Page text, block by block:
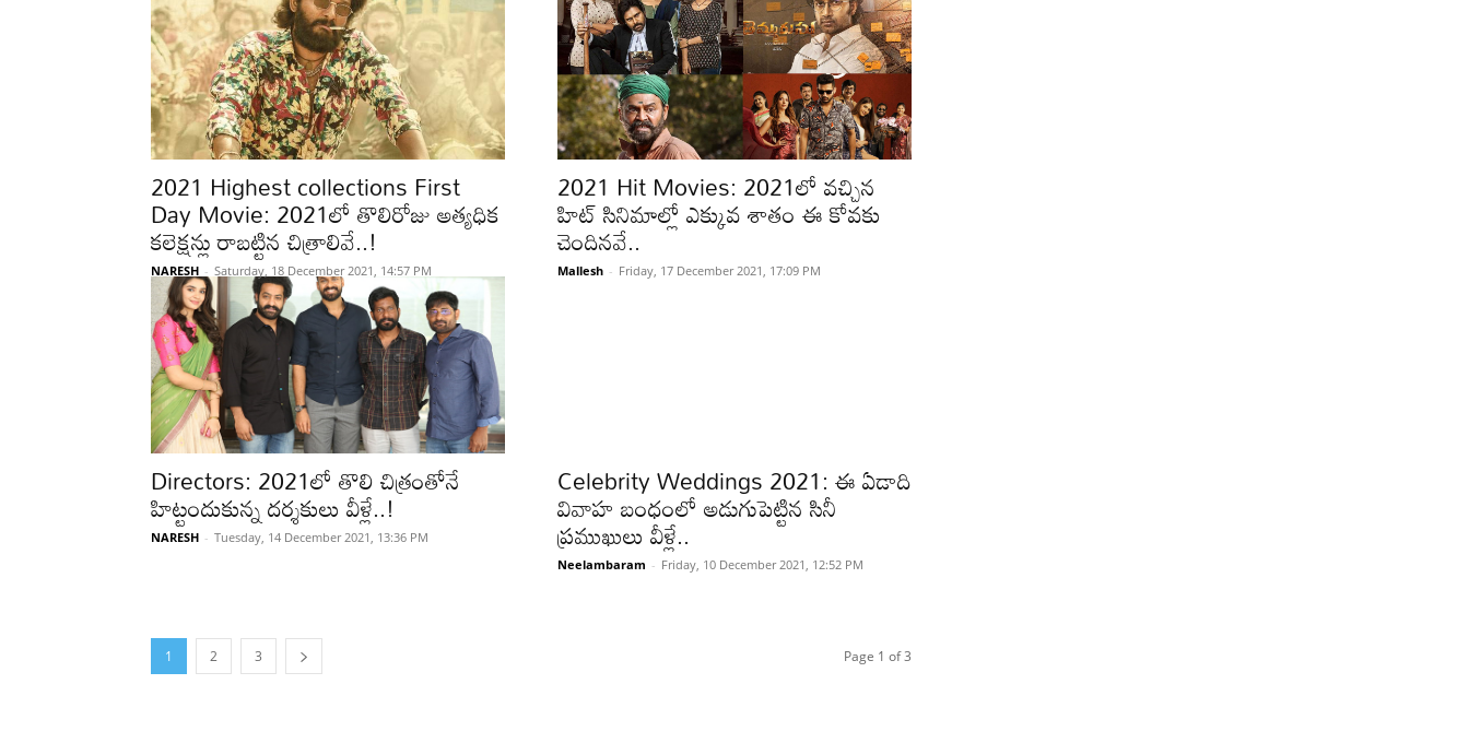
2021 Highest collections First
Day Movie: 2021లో తొలిరోజు అత్యధిక
కలెక్షన్లు రాబట్టిన చిత్రాలివే..!
NARESH - Saturday, 18 December 2021, 14:57 PM
2021 Hit Movies: 2021లో వచ్చిన
హిట్ సినిమాల్లో ఎక్కువ శాతం ఈ కోవకు
చెందినవే..
Mallesh - Friday, 17 December 2021, 17:09 PM
Directors: 2021లో తొలి చిత్రంతోనే
హిట్టందుకున్న దర్శకులు వీళ్లే..!
NARESH - Tuesday, 14 December 2021, 13:36 PM
Celebrity Weddings 2021: ఈ ఏడాది
వివాహ బంధంలో అడుగుపెట్టిన సినీ
ప్రముఖులు వీళ్లే..
Neelambaram - Friday, 10 December 2021, 12:52 PM
1 2 3 Page 1 of 3